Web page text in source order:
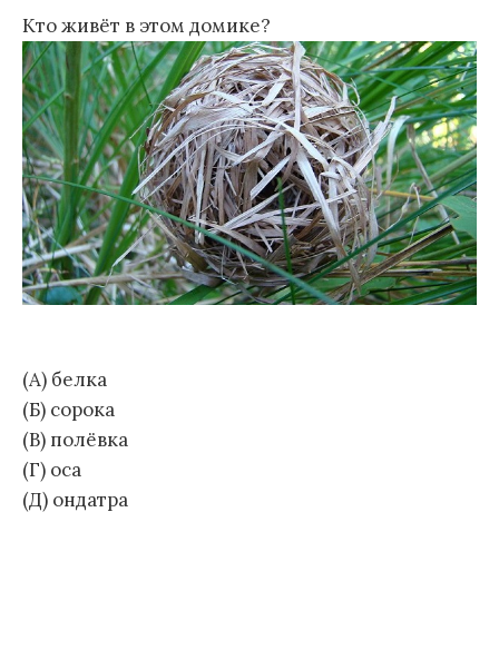
Кто живёт в этом домике?
(А) белка
(Б) сорока
(В) полёвка
(Г) оса
(Д) ондатра